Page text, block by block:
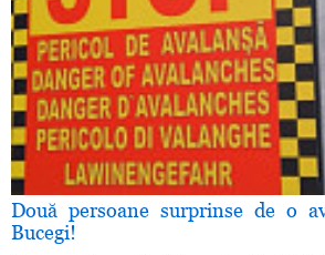
Două persoane surprinse de o
Bucegi!